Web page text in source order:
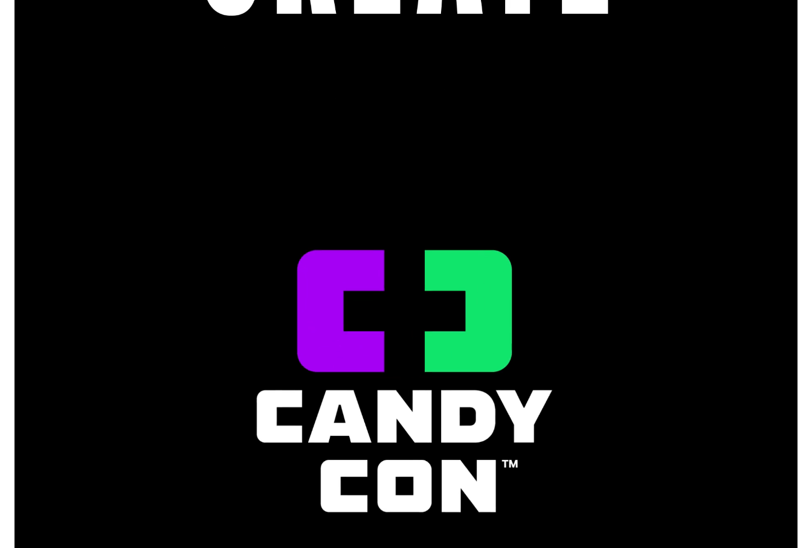
100,000 comentarios y reseñas en las redes sociales vieron cómo el